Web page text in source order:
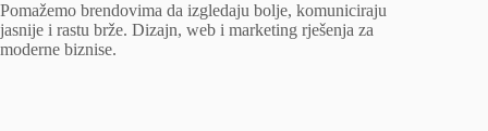
Pomažemo brendovima da izgledaju bolje, komuniciraju
jasnije i rastu brže. Dizajn, web i marketing rješenja za
moderne biznise.